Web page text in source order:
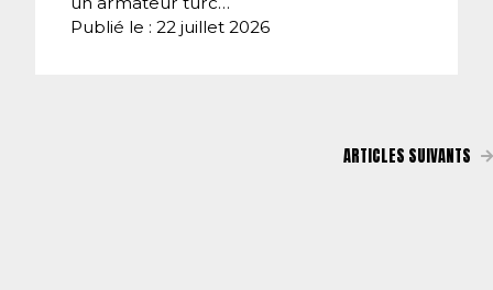
Publié le : 22 juillet 2026
ARTICLES SUIVANTS